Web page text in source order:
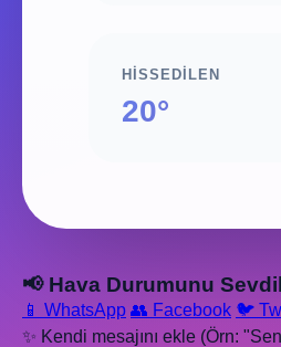
HISSEDILEN
20°
📢 Hava Durumunu
📱 WhatsApp 👥 Facebook 🐦
✨ Kendi mesajını ekle (Örn: